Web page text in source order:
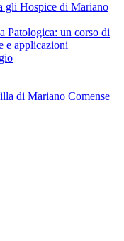
gli Hospice di Mariano
Patologica: un corso di
e applicazioni
di Mariano Comense